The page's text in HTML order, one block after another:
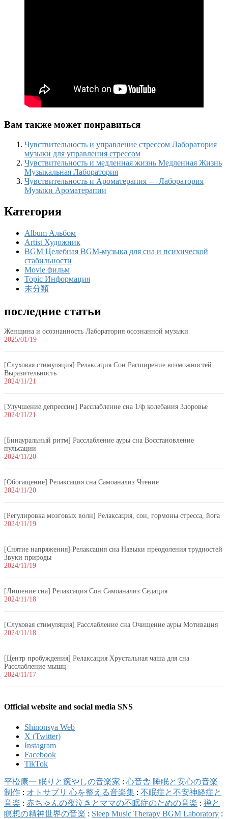
Вам также может понравиться
Чувствительность и управление стрессом Лаборатория
музыки для управления стрессом
Чувствительность и медленная жизнь Медленная Жизнь
Музыкальная Лаборатория
Чувствительность и Ароматерапия — Лаборатория
Музыки Ароматерапии
Категория
Album Альбом
Artist Художник
BGM Целебная BGM-музыка для сна и психической
стабильности
Movie фильм
Topic Информация
未分類
последние статьи
Женщина и осознанность Лаборатория осознанной музыки
2025/01/19
[Слуховая стимуляция] Релаксация Сон Расширение возможностей
Выразительность
2024/11/21
[Улучшение депрессии] Расслабление сна 1/ф колебания Здоровье
2024/11/21
[Бинауральный ритм] Расслабление ауры сна Восстановление
пульсации
2024/11/20
[Обогащение] Релаксация сна Самоанализ Чтение
2024/11/20
[Регулировка мозговых волн] Релаксация, сон, гормоны стресса, йога
2024/11/19
[Снятие напряжения] Релаксация сна Навыки преодоления трудностей
Звуки природы
2024/11/19
[Лишение сна] Релаксация Сон Самоанализ Седация
2024/11/18
[Слуховая стимуляция] Расслабление сна Очищение ауры Мотивация
2024/11/18
[Центр пробуждения] Релаксация Хрустальная чаша для сна
Расслабление мышц
2024/11/17
Official website and social media SNS
Shinonsya Web
X (Twitter)
Instagram
Facebook
TikTok
平松康一 眠りと癒やしの音楽家 : 心音舎 睡眠と安心の音楽
制作 : オトサプリ 心を整える音楽集 : 不眠症と不安神経症と
音楽 : 赤ちゃんの夜泣きとママの不眠症のための音楽 : 禅と
瞑想の精神世界の音楽 : Sleep Music Therapy BGM Laboratory :